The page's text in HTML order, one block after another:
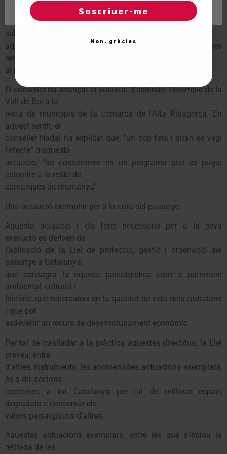
retiraran de
l’entorn de la Vall de Boí un total de 76 banyeres que són
substituïdes per
aquests coms més pràctics i útils per al ramader i més
respectuosos i integrats
al paisatge de la Vall.
El conseller ha avançat la voluntat d’estendre l’exemple de la
Vall de Boí a la
resta de municipis de la comarca de l’Alta Ribagorça. En
aquest sentit, el
conseller Nadal ha explicat que, “un cop feta i quan es vegi
l’efecte” d’aquesta
actuació, “ho convertirem en un programa que es pugui
estendre a la resta de
comarques de muntanya”.
Una actuació exemplar per a la cura del paisatge
Aquesta actuació i els fons necessaris per a la seva
execució es deriven de
l’aplicació de la Llei de protecció, gestió i ordenació del
paisatge a Catalunya,
que consagra la riquesa paisatgística com a patrimoni
ambiental, cultural i
històric, que repercuteix en la qualitat de vida dels ciutadans
i que pot
esdevenir un recurs de desenvolupament econòmic.
Per tal de traslladar a la pràctica aquestes directrius, la Llei
preveu, entre
d’altres instruments, les anomenades actuacions exemplars,
és a dir, accions
concretes a tot Catalunya per tal de millorar espais
degradats o conservar els
valors paisatgístics d’altres.
Aquestes actuacions exemplars, entre les què s’inclou la
retirada de les
Regles de "cookies" Acceptar totes
Soscriuer-me
Non, gràcies